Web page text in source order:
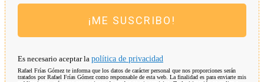
¡ME SUSCRIBO!
Es necesario aceptar la política de privacidad
Rafael Frías Gómez te informa que los datos de carácter personal que nos proporciones serán
tratados por Rafael Frías Gómez como responsable de esta web. La finalidad es para enviarte mis